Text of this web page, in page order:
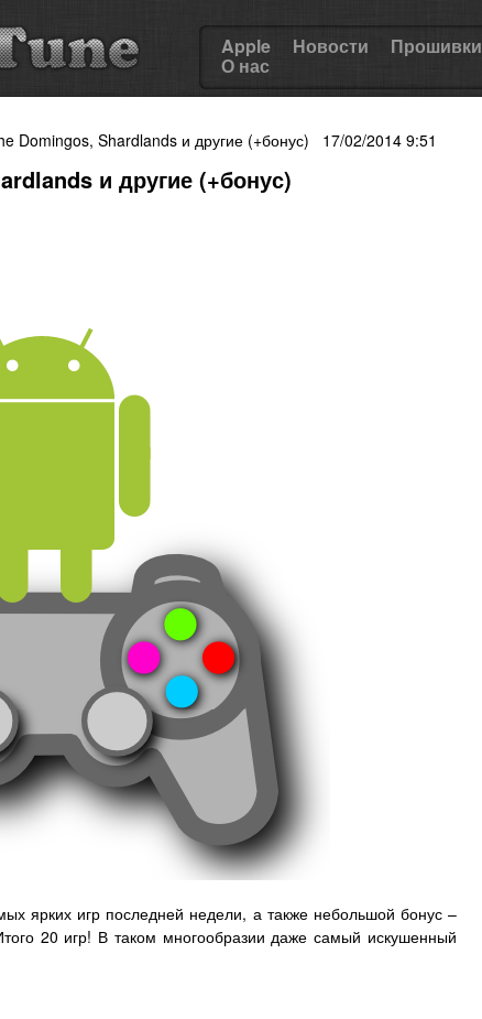
Apple Новости Прошивки
О нас
Domingos, Shardlands и другие (+бонус) 17/02/2014 9:51
и другие (+бонус)
ярких игр последней недели, а также небольшой бонус –
20 игр! В таком многообразии даже самый искушенный